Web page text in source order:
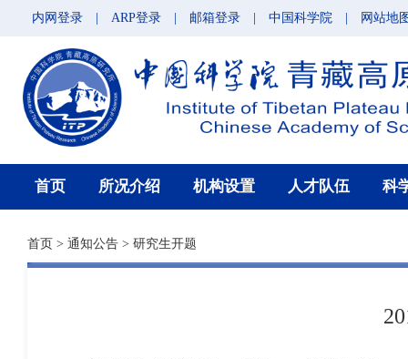
内网登录 ARP登录 邮箱登录 中国科学院 网站地
首页 所况介绍 机构设置 人才队伍 科
首页 > 通知公告 > 研究生开题